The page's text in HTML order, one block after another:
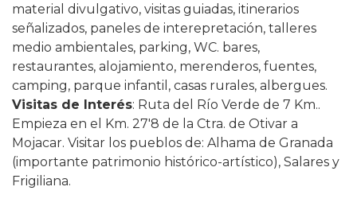
material divulgativo, visitas guiadas, itinerarios
señalizados, paneles de interepretación, talleres
medio ambientales, parking, WC. bares,
restaurantes, alojamiento, merenderos, fuentes,
camping, parque infantil, casas rurales, albergues.
Visitas de Interés: Ruta del Río Verde de 7 Km..
Empieza en el Km. 27'8 de la Ctra. de Otivar a
Mojacar. Visitar los pueblos de: Alhama de Granada
(importante patrimonio histórico-artístico), Salares y
Frigiliana.